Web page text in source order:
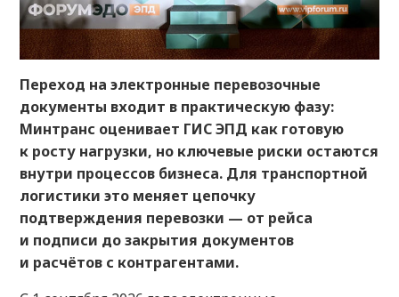
Переход на электронные перевозочные
документы входит в практическую фазу:
Минтранс оценивает ГИС ЭПД как готовую
к росту нагрузки, но ключевые риски остаются
внутри процессов бизнеса. Для транспортной
логистики это меняет цепочку
подтверждения перевозки — от рейса
и подписи до закрытия документов
и расчётов с контрагентами.